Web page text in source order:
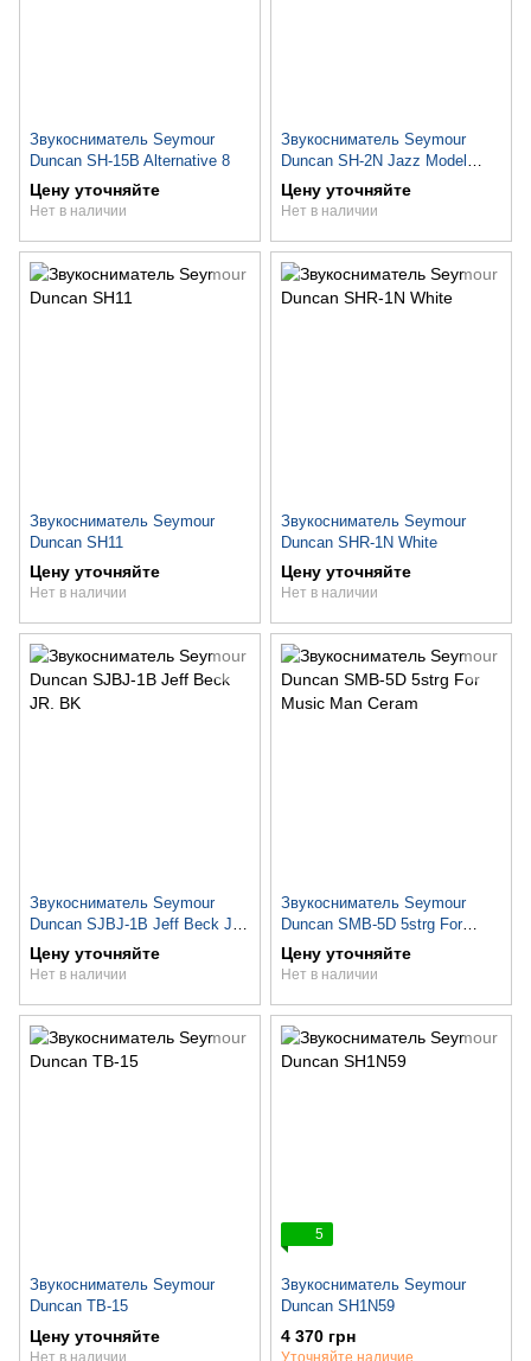
Звукосниматель Seymour
Duncan SH-15B Alternative 8
Цену уточняйте
Нет в наличии
Звукосниматель Seymour
Duncan SH-2N Jazz Model
Humbucker N
Цену уточняйте
Нет в наличии
Звукосниматель Seymour
Duncan SH11
Цену уточняйте
Нет в наличии
Звукосниматель Seymour
Duncan SHR-1N White
Цену уточняйте
Нет в наличии
Звукосниматель Seymour
Duncan SJBJ-1B Jeff Beck JR.
BK
Цену уточняйте
Нет в наличии
Звукосниматель Seymour
Duncan SMB-5D 5strg For
Music Man Ceram
Цену уточняйте
Нет в наличии
Звукосниматель Seymour
Duncan TB-15
Цену уточняйте
Нет в наличии
5
Звукосниматель Seymour
Duncan SH1N59
4 370 грн
Уточняйте наличие